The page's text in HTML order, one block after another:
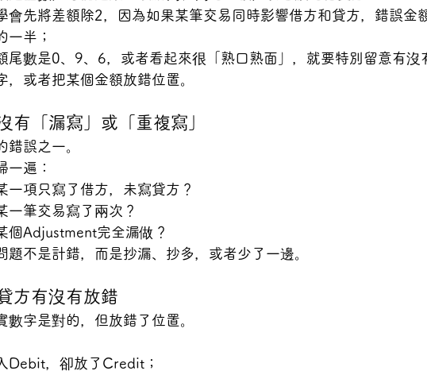
會先將差額除2，因為如果某筆交易同時影響借方和貸方，錯誤金
一半；
尾數是0、9、6，或者看起來很「熟口熟面」，就要特別留意有沒
，或者把某個金額放錯位置。
有「漏寫」或「重複寫」
錯誤之一。
一遍：
一項只寫了借方，未寫貸方？
一筆交易寫了兩次？
個Adjustment完全漏做？
題不是計錯，而是抄漏、抄多，或者少了一邊。
方有沒有放錯
數字是對的，但放錯了位置。
Debit，卻放了Credit；